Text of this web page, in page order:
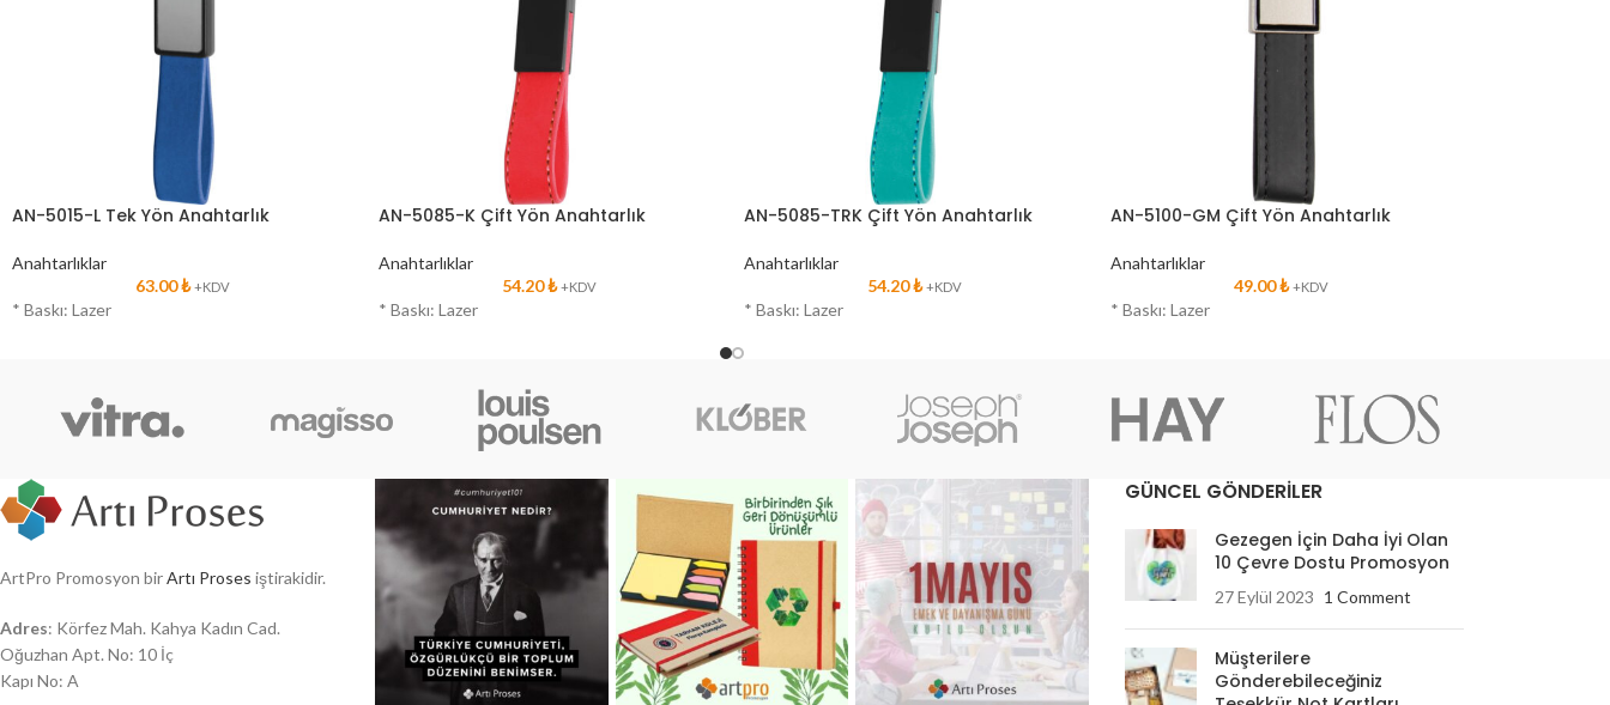
AN-5015-L Tek Yön Anahtarlık
Anahtarlıklar
63.00₺ +KDV
* Baskı: Lazer
AN-5085-K Çift Yön Anahtarlık
Anahtarlıklar
54.20₺ +KDV
* Baskı: Lazer
AN-5085-TRK Çift Yön Anahtarlık
Anahtarlıklar
54.20₺ +KDV
* Baskı: Lazer
AN-5100-GM Çift Yön Anahtarlık
Anahtarlıklar
49.00₺ +KDV
* Baskı: Lazer
ArtPro Promosyon birArtı Proses iştirakidir.
Adres: Körfez Mah. Kahya Kadın Cad.
Oğuzhan Apt. No: 10 İç
Kapı No: A
GÜNCEL GÖNDERİLER
Gezegen İçin Daha İyi Olan
10 Çevre Dostu Promosyon
27 Eylül 2023 1 Comment
Müşterilere
Gönderebileceğiniz